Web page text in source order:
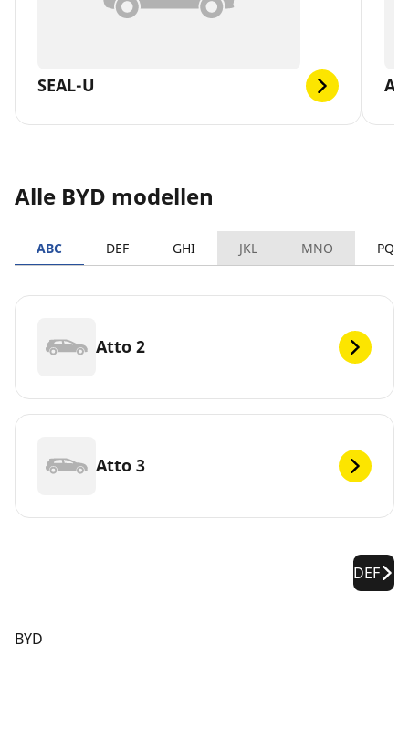
SEAL-U
Alle BYD modellen
ABC DEF GHI JKL MNO PQRS
Atto 2
Atto 3
DEF
BYD